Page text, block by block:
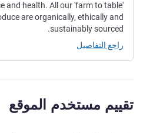
and health. All our 'farm to table'
are organically, ethically and
sustainably sourced.
راجع التفاصيل
تقييم مستخدم الموقع